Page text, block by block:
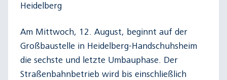
Heidelberg
Am Mittwoch, 12. August, beginnt auf der
Großbaustelle in Heidelberg-Handschuhsheim
die sechste und letzte Umbauphase. Der
Straßenbahnbetrieb wird bis einschließlich